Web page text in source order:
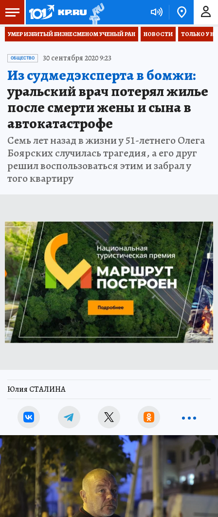
УМЕР ИЗБИТЫЙ БИЗНЕСМЕНОМ УЧЕНЫЙ РАН НОВОСТИ ТОЛЬКО У
ОБЩЕСТВО 30 сентября 2020 9:23
Из судмедэксперта в бомжи:
уральский врач потерял жилье
после смерти жены и сына в
автокатастрофе
Семь лет назад в жизни у 51-летнего Олега
Боярских случилась трагедия, а его друг
решил воспользоваться этим и забрал у
того квартиру
Юлия СТАЛИНА